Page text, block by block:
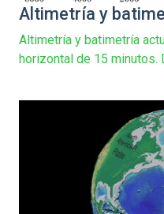
Altimetría y
Altimetría y batimetría
horizontal de 15 minutos.